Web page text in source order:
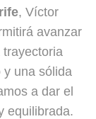
, Víctor
avanzar
una sólida
a dar el
equilibrada.